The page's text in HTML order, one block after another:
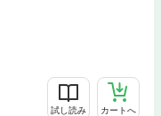
試し読み カートへ